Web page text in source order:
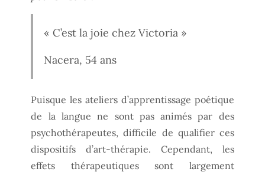
« C’est la joie chez Victoria »
Nacera, 54 ans
Puisque les ateliers d’apprentissage poétique
de la langue ne sont pas animés par des
psychothérapeutes, difficile de qualifier ces
dispositifs d’art-thérapie. Cependant, les
effets thérapeutiques sont largement